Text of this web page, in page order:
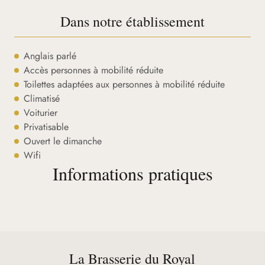
Dans notre établissement
Anglais parlé
Accès personnes à mobilité réduite
Toilettes adaptées aux personnes à mobilité réduite
Climatisé
Voiturier
Privatisable
Ouvert le dimanche
Wifi
Informations pratiques
La Brasserie du Royal